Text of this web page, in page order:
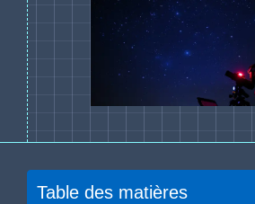
Table des matières